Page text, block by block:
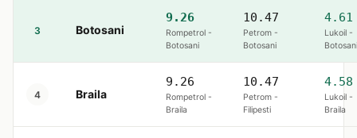
3 Botosani
9.26
Rompetrol -
Botosani
10.47
Petrom -
Botosani
4.61
Lukoil -
Botosani
4 Braila
9.26
Rompetrol -
Braila
10.47
Petrom -
Filipesti
4.58
Lukoil -
Braila